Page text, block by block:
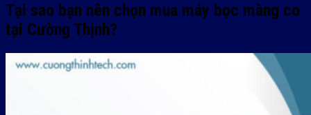
Tại sao bạn nên chọn mua máy bọc màng co
tại Cường Thịnh?